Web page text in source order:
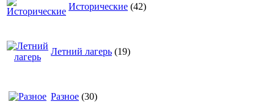
Исторические (42)
Летний лагерь (19)
Разное (30)